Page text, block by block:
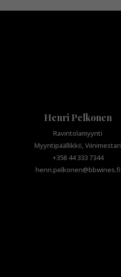
Henri Pelkonen
Ravintolamyynti
Myyntipäällikkö, Viinimestari
+358 44 333 7344
henri.pelkonen@bbwines.fi